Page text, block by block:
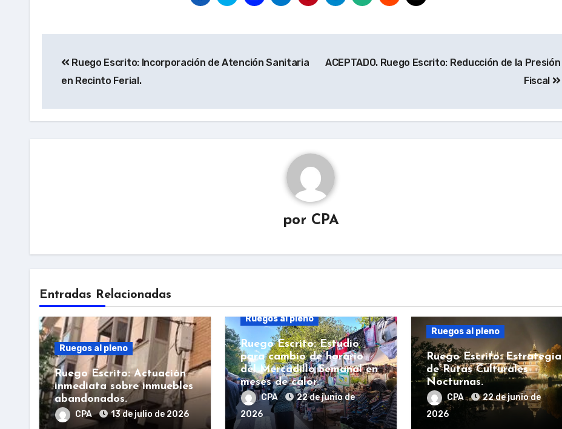
de Ruego Escrito: Incorporación de Atención Sanitaria
en Recinto Ferial.
ACEPTADO. Ruego Escrito: Reducción de la Presión
Fiscal
por CPA
Entradas Relacionadas
Ruegos al pleno
Ruego Escrito: Actuación
inmediata sobre inmuebles
abandonados.
CPA 13 de julio de 2026
Ruegos al pleno
Ruego Escrito: Estudio
para cambio de horario
del Mercadillo Semanal en
meses de calor.
CPA
22 de junio de
2026
Ruegos al pleno
Ruego Escrito: Estrategia
de Rutas Culturales
Nocturnas.
CPA
22 de junio de
2026